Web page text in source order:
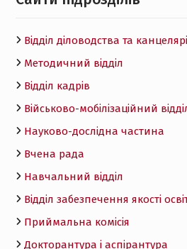
Відділ діловодства та
Методичний відділ
Відділ кадрів
Військово-мобілізаційний
Науково-дослідна частина
Вчена рада
Навчальний відділ
Відділ забезпечення якості
Приймальна комісія
Докторантура і аспірантура